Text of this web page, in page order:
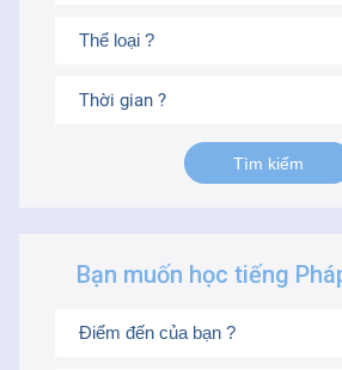
Thời gian ?
Bạn muốn học tiếng